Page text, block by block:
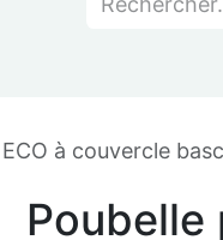
à couvercle
Poubelle